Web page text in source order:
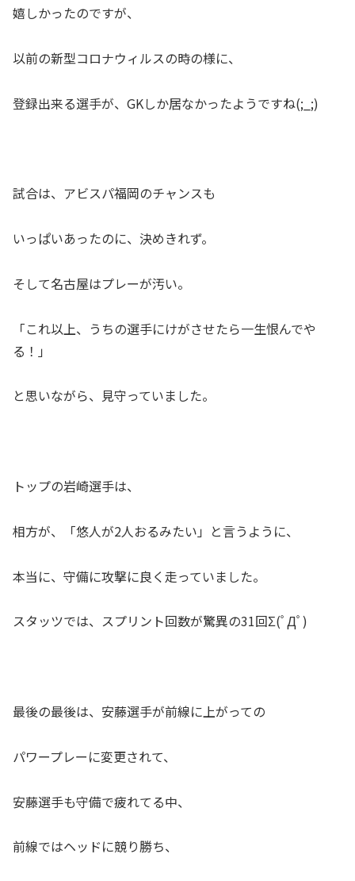
嬉しかったのですが、
以前の新型コロナウィルスの時の様に、
登録出来る選手が、GKしか居なかったようですね(;_;)
試合は、アビスパ福岡のチャンスも
いっぱいあったのに、決めきれず。
そして名古屋はプレーが汚い。
「これ以上、うちの選手にけがさせたら一生恨んでや
る！」
と思いながら、見守っていました。
トップの岩崎選手は、
相方が、「悠人が2人おるみたい」と言うように、
本当に、守備に攻撃に良く走っていました。
スタッツでは、スプリント回数が驚異の31回Σ(ﾟДﾟ)
最後の最後は、安藤選手が前線に上がっての
パワープレーに変更されて、
安藤選手も守備で疲れてる中、
前線ではヘッドに競り勝ち、